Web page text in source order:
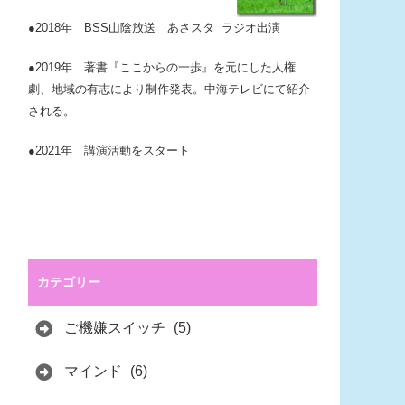
●2018年 BSS山陰放送 あさスタ ラジオ出演
●2019年 著書『ここからの一歩』を元にした人権
劇、地域の有志により制作発表。中海テレビにて紹介
される。
●2021年 講演活動をスタート
カテゴリー
ご機嫌スイッチ (5)
マインド (6)